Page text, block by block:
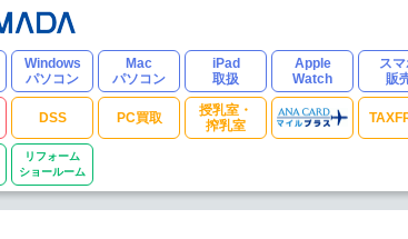
Windows
パソコン
Mac
パソコン
iPad
取扱
Apple
Watch
ス
販
DSS PC買取
授乳室・
搾乳室
リフォーム
ショールーム